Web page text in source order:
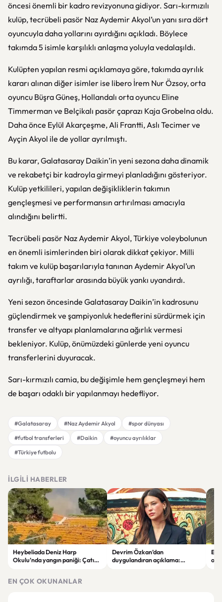
öncesi önemli bir kadro revizyonuna gidiyor. Sarı-kırmızılı
kulüp, tecrübeli pasör Naz Aydemir Akyol’un yanı sıra dört
oyuncuyla daha yollarını ayırdığını açıkladı. Böylece
takımda 5 isimle karşılıklı anlaşma yoluyla vedalaşıldı.
Kulüpten yapılan resmi açıklamaya göre, takımda ayrılık
kararı alınan diğer isimler ise libero İrem Nur Özsoy, orta
oyuncu Büşra Güneş, Hollandalı orta oyuncu Eline
Timmerman ve Belçikalı pasör çaprazı Kaja Grobelna oldu.
Daha önce Eylül Akarçeşme, Ali Frantti, Aslı Tecimer ve
Ayçin Akyol ile de yollar ayrılmıştı.
Bu karar, Galatasaray Daikin’in yeni sezona daha dinamik
ve rekabetçi bir kadroyla girmeyi planladığını gösteriyor.
Kulüp yetkilileri, yapılan değişikliklerin takımın
gençleşmesi ve performansın artırılması amacıyla
alındığını belirtti.
Tecrübeli pasör Naz Aydemir Akyol, Türkiye voleybolunun
en önemli isimlerinden biri olarak dikkat çekiyor. Milli
takım ve kulüp başarılarıyla tanınan Aydemir Akyol’un
ayrılığı, taraftarlar arasında büyük yankı uyandırdı.
Yeni sezon öncesinde Galatasaray Daikin’in kadrosunu
güçlendirmek ve şampiyonluk hedeflerini sürdürmek için
transfer ve altyapı planlamalarına ağırlık vermesi
bekleniyor. Kulüp, önümüzdeki günlerde yeni oyuncu
transferlerini duyuracak.
Sarı-kırmızılı camia, bu değişimle hem gençleşmeyi hem
de başarı odaklı bir yapılanmayı hedefliyor.
#Galatasaray #Naz Aydemir Akyol
#spor dünyası
#futbol transferleri
#Daikin
#oyuncu ayrılıklar
#Türkiye futbolu
İLGILI HABERLER
Heybeliada Deniz Harp
Okulu’nda yangın paniği: Çatıda
Devrim Özkan’dan
duygulandıran açıklama:
EN ÇOK OKUNANLAR